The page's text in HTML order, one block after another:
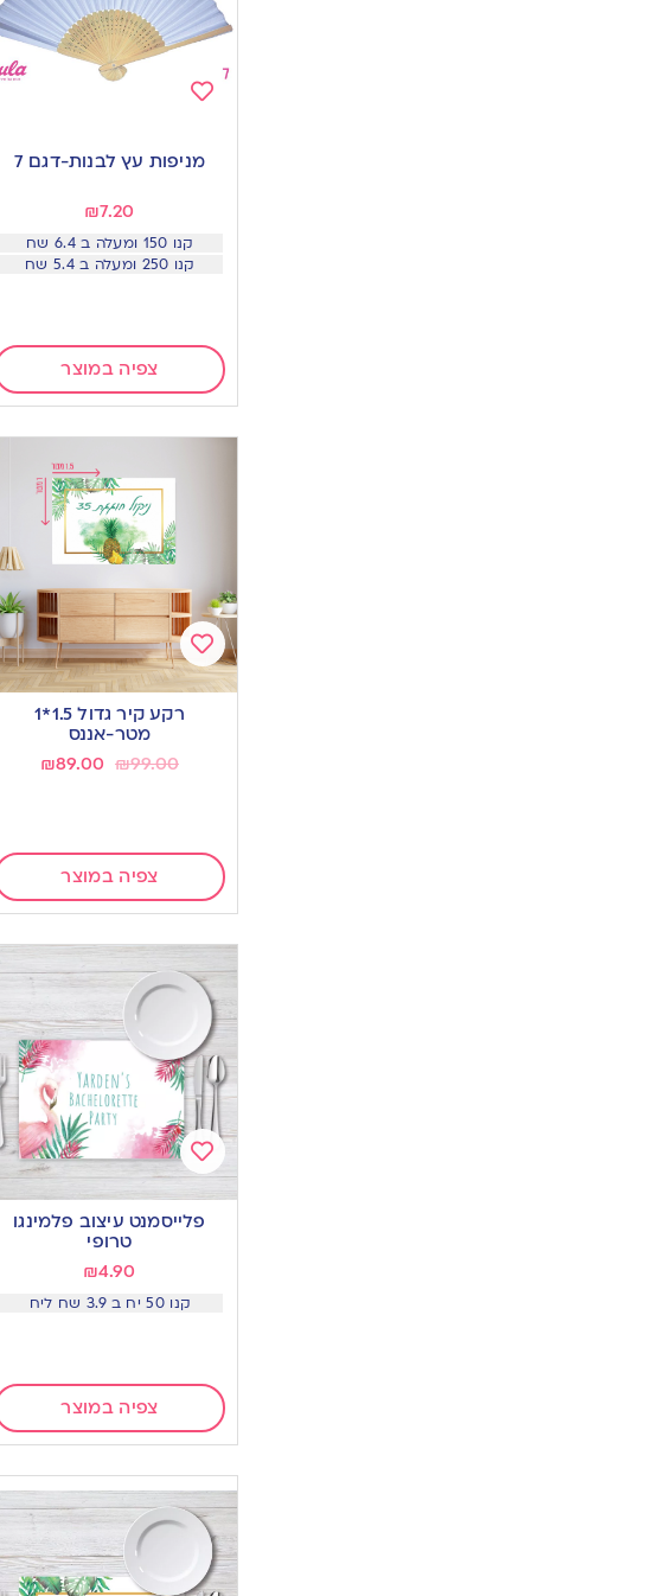
מניפות עץ לבנות-דגם 7
₪7.20
קנו 150 ומעלה ב 6.4 שח
קנו 250 ומעלה ב 5.4 שח
צפיה במוצר
Add
wishlist
רקע קיר גדול 1.5*1
מטר-אננס
₪99.00
₪89.00
צפיה במוצר
פלייסמנט עיצוב פלמינגו
טרופי
₪4.90
קנו 50 יח ב 3.9 שח ליח
צפיה במוצר